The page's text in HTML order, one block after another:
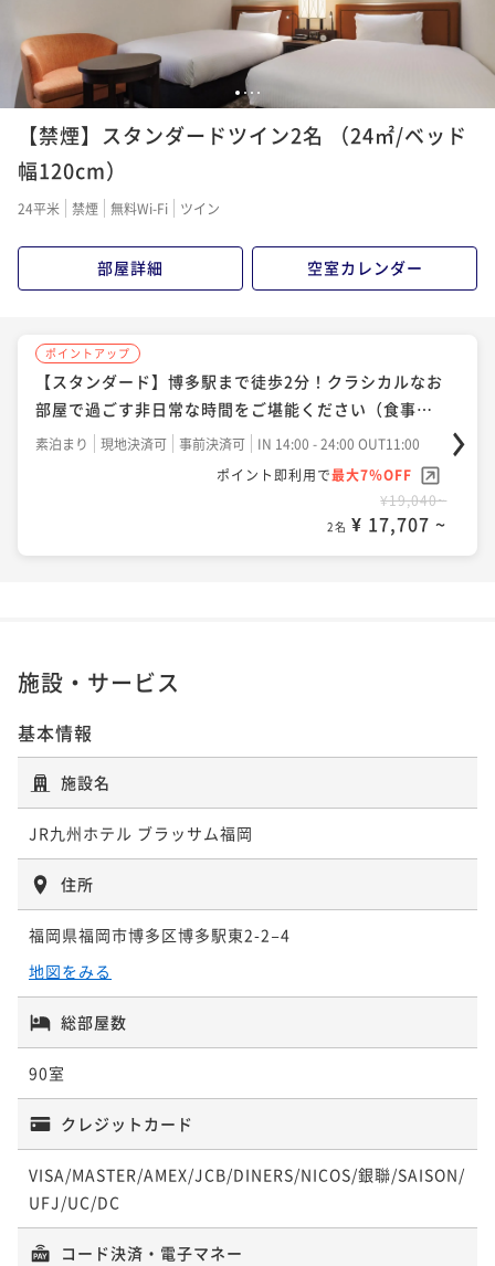
1 23 4
【禁煙】スタンダードツイン2名 （24㎡/ベッド
幅120cm）
24平米 禁煙 無料Wi-Fi ツイン
部屋詳細 空室カレンダー
ポイントアップ
【スタンダード】博多駅まで徒歩2分！クラシカルなお
部屋で過ごす非日常な時間をご堪能ください（食事な
し）
素泊まり 現地決済可 事前決済可
IN 14:00 - 24:00 OUT11:00
ポイント即利用で最大7％OFF
¥19,040~
2名 ¥ 17,707 ~
施設・サービス
基本情報
施設名
JR九州ホテル ブラッサム福岡
住所
福岡県福岡市博多区博多駅東2-2−4
地図をみる
総部屋数
90室
クレジットカード
VISA/MASTER/AMEX/JCB/DINERS/NICOS/銀聯/SAISON/
UFJ/UC/DC
コード決済・電子マネー